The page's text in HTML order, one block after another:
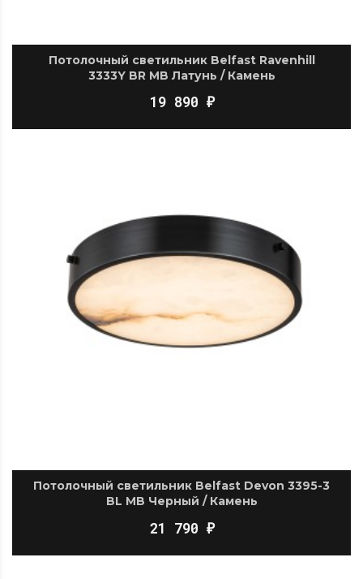
Потолочный светильник Belfast Ravenhill
3333Y BR MB Латунь / Камень
19 890 ₽
Потолочный светильник Belfast Devon 3395-3
BL MB Черный / Камень
21 790 ₽